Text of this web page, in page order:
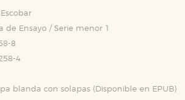
de Ensayo / Serie menor 1
8
4
blanda con solapas (Disponible en EPUB)